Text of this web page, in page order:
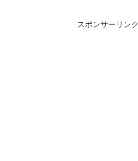
スポンサーリンク